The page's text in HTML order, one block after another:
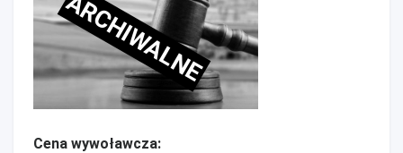
ARCHIWALNE
Cena wywoławcza: